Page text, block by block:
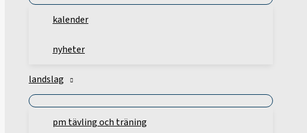
kalender
nyheter
landslag
pm tävling och träning